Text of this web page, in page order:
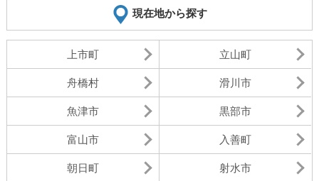
現在地から探す
上市町 立山町
舟橋村 滑川市
魚津市 黒部市
富山市 入善町
朝日町 射水市